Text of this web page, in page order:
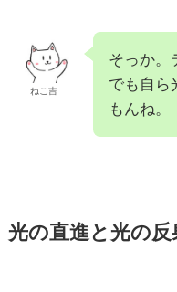
ねこ吉
そっか。
でも自ら
もんね。
光の直進と光の反